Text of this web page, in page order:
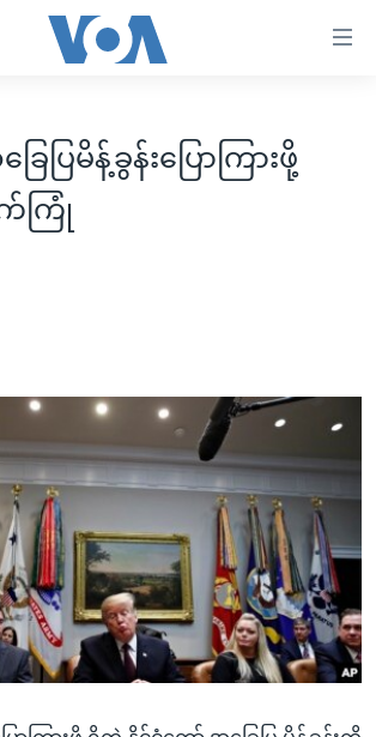
င်း
မယ်
ယံ
ပ်စာ
ပ်စာ
ပ်စာ
ချက်အလက်များ
စဉ်
ျား
ပြမိန့်ခွန်းပြောကြားဖို့
က်ကြုံ